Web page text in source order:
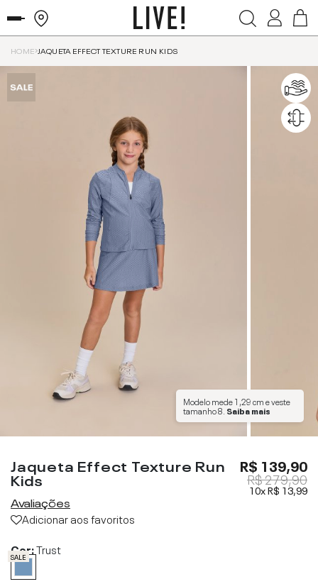
HOME JAQUETA EFFECT TEXTURE RUN KIDS
Modelo mede1,29 cme veste
tamanho8 Saiba mais
Jaqueta Effect Texture Run
Kids
Avaliações
Adicionar aos favoritos
R$ 139,90
R$ 279,90
10xR$ 13,99
Cor:Trust
SALE